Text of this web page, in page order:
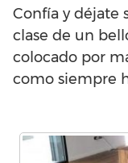
Confía y déjate
clase de un
colocado por
como siempre